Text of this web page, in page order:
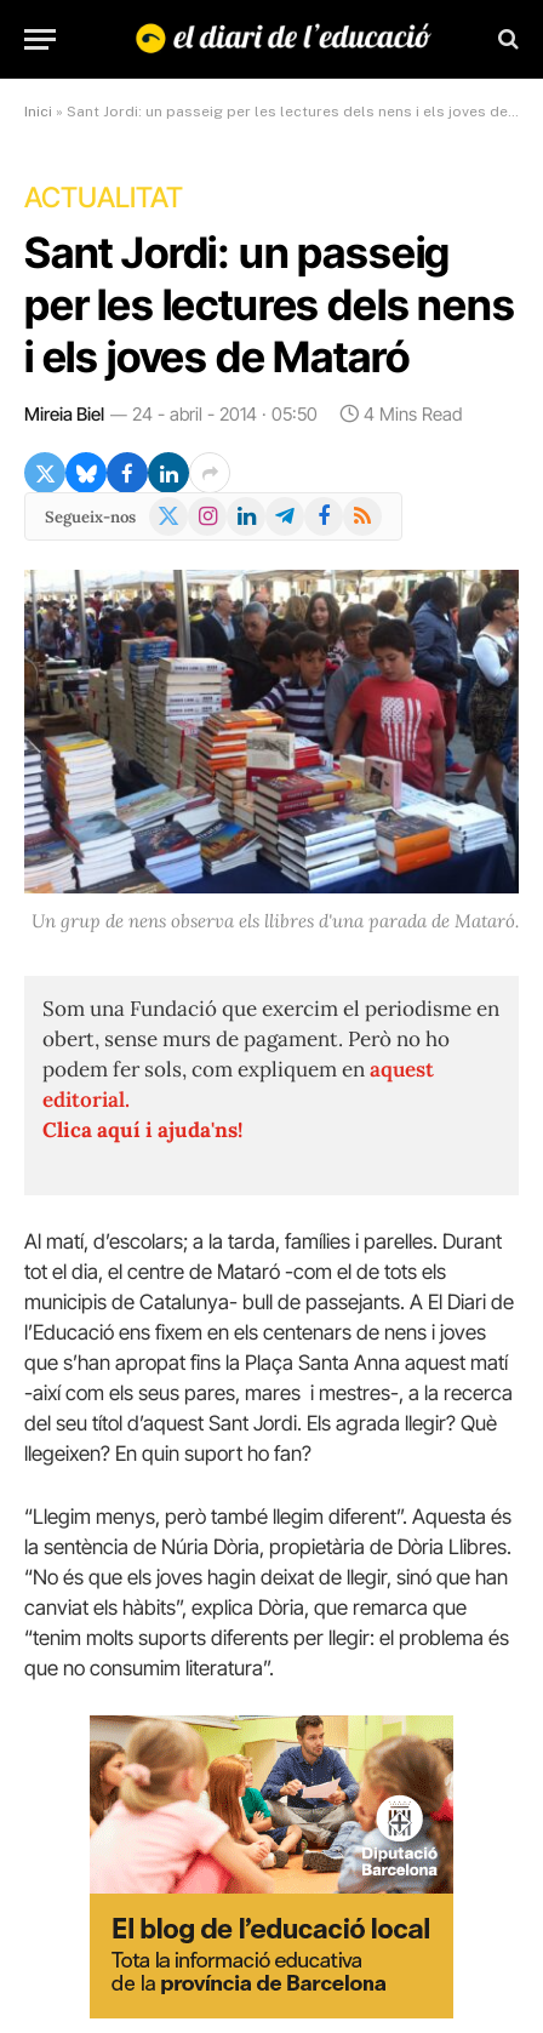
Inici » Sant Jordi: un passeig per les lectures dels nens i els joves de Mataró
ACTUALITAT
Sant Jordi: un passeig
per les lectures dels nens
i els joves de Mataró
Mireia Biel 24 - abril - 2014 · 05:50 4 Mins Read
Segueix-nos
X
Instagram
LinkedInTelegramFacebook
RSS
Un grup de nens observa els llibres d'una parada de Mataró.
Som una Fundació que exercim el periodisme en
obert, sense murs de pagament. Però no ho
podem fer sols, com expliquem enaquest
editorial.
Clica aquí i ajuda'ns!
Al matí, d’escolars; a la tarda, famílies i parelles. Durant
tot el dia, el centre de Mataró -com el de tots els
municipis de Catalunya- bull de passejants. A El Diari de
l’Educació ens fixem en els centenars de nens i joves
que s’han apropat fins la Plaça Santa Anna aquest matí
-així com els seus pares, mares i mestres-, a la recerca
del seu títol d’aquest Sant Jordi. Els agrada llegir? Què
llegeixen? En quin suport ho fan?
“Llegim menys, però també llegim diferent”. Aquesta és
la sentència de Núria Dòria, propietària de Dòria Llibres.
“No és que els joves hagin deixat de llegir, sinó que han
canviat els hàbits”, explica Dòria, que remarca que
“tenim molts suports diferents per llegir: el problema és
que no consumim literatura”.